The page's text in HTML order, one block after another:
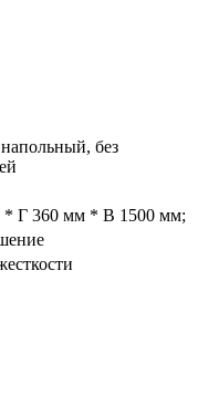
без
Г 360 мм * В 1500 мм;